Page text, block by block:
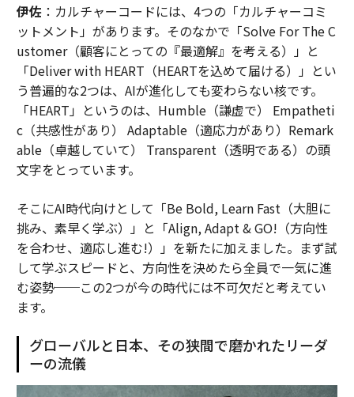
伊佐：カルチャーコードには、4つの「カルチャーコミ
ットメント」があります。そのなかで「Solve For The C
ustomer（顧客にとっての『最適解』を考える）」と
「Deliver with HEART（HEARTを込めて届ける）」とい
う普遍的な2つは、AIが進化しても変わらない核です。
「HEART」というのは、Humble（謙虚で） Empatheti
c（共感性があり） Adaptable（適応力があり）Remark
able（卓越していて） Transparent（透明である）の頭
文字をとっています。
そこにAI時代向けとして「Be Bold, Learn Fast（大胆に
挑み、素早く学ぶ）」と「Align, Adapt & GO!（方向性
を合わせ、適応し進む!）」を新たに加えました。まず試
して学ぶスピードと、方向性を決めたら全員で一気に進
む姿勢──この2つが今の時代には不可欠だと考えてい
ます。
グローバルと日本、その狭間で磨かれたリーダ
ーの流儀